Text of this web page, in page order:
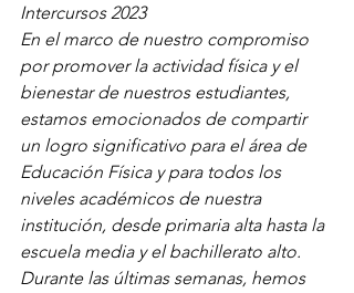
Intercursos 2023
En el marco de nuestro compromiso
por promover la actividad física y el
bienestar de nuestros estudiantes,
estamos emocionados de compartir
un logro significativo para el área de
Educación Física y para todos los
niveles académicos de nuestra
institución, desde primaria alta hasta la
escuela media y el bachillerato alto.
Durante las últimas semanas, hemos